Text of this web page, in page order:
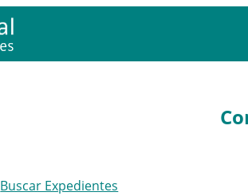
Buscar Expedientes